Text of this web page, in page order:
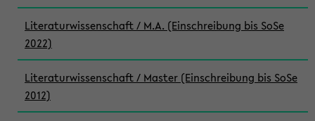
Literaturwissenschaft / M.A. (Einschreibung bis SoSe
2022)
Literaturwissenschaft / Master (Einschreibung bis SoSe
2012)